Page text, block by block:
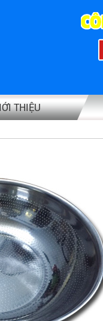
THIỆU